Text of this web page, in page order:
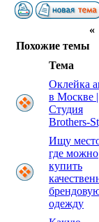
«
Похожие темы
Тема
Оклейка
в Москве |
Студия
Brothers-
Ищу
где можно
купить
одежду